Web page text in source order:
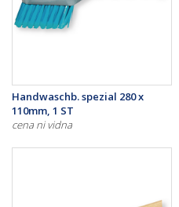
Handwaschb. spezial 280 x
110mm, 1 ST
cena ni vidna